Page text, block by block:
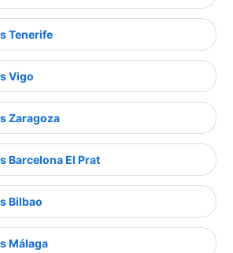
Tenerife
Vigo
Zaragoza
Barcelona El Prat
Bilbao
Málaga